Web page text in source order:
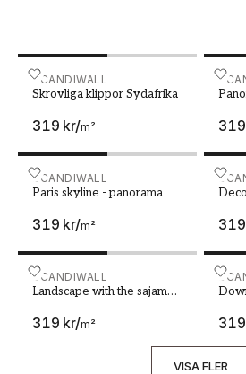
SCANDIWALL
Skrovliga klippor Sydafrika
319 kr/m²
Skrovliga klippor Sydafrika
SCANDIWALL
Paris skyline - panorama
319 kr/m²
Paris skyline - panorama
SCANDIWALL
Landscape with the sajama
plateau National Park
319 kr/m²
Landscape with the sajama
Night
VISA FLER